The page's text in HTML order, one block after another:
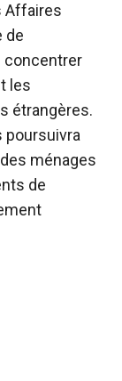
Affaires
de
concentrer
les
étrangères.
poursuivra
ménages
de